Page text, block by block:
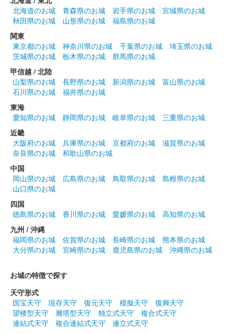
吉田城 御城印
文字は豊橋のデザイン書道家・鈴木愛さんが揮毫。
吉田城 御城印 第38回全国城下町シンポジウム豊橋大
会イベント達成特典版
配布終了
吉田城の見所を巡って自分だけの御城印を作るスタンプラリーイ
ベントでスタンプを3個集めると特典としてもらえた。
吉田城 御城印
会イベント限定版
配布終了
吉田城の見所を巡って自分だけの御城印を作るスタンプラリーイ
ベントで配布された。城内各所に設置されたスタンプを自由に押
刷済み。
墨城印 吉田城
北海道のお城
青森県のお城 岩手県のお城
宮城県のお城
秋田県のお城
山形県のお城
福島県のお城
関東
東京都のお城
神奈川県のお城 千葉県のお城
埼玉県のお城
茨城県のお城
栃木県のお城
群馬県のお城
甲信越 / 北陸
山梨県のお城
長野県のお城 新潟県のお城
富山県のお城
石川県のお城
福井県のお城
東海
愛知県のお城
静岡県のお城 岐阜県のお城
三重県のお城
近畿
大阪府のお城
兵庫県のお城 京都府のお城
滋賀県のお城
奈良県のお城
和歌山県のお城
中国
岡山県のお城
広島県のお城 鳥取県のお城
島根県のお城
山口県のお城
四国
徳島県のお城
香川県のお城 愛媛県のお城
高知県のお城
九州 / 沖縄
福岡県のお城
佐賀県のお城 長崎県のお城
熊本県のお城
大分県のお城
宮崎県のお城 鹿児島県のお城 沖縄県のお城
お城の特徴で探す
天守形式
国宝天守
現存天守 復元天守 模擬天守
復興天守
望楼型天守
層塔型天守 独立式天守
複合式天守
連結式天守
複合連結式天守
連立式天守